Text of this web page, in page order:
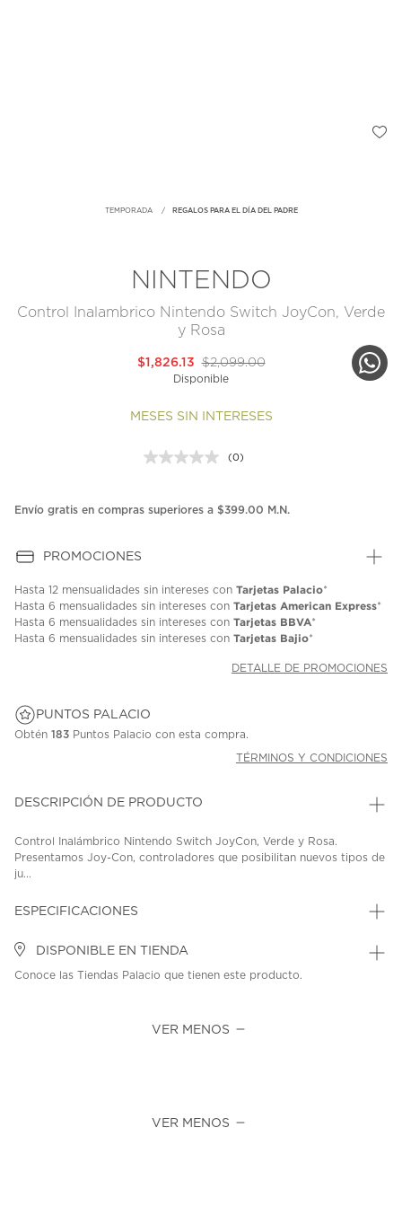
TEMPORADA REGALOS PARA EL DÍA DEL PADRE
NINTENDO
Control Inalambrico Nintendo Switch JoyCon, Verde
y Rosa
$2,099.00
$1,826.13
Disponible
MESES SIN INTERESES
Sin
en
(0)
Envío gratis en compras superiores a $399.00 M.N.
PROMOCIONES
Hasta 12 mensualidades sin intereses con Tarjetas Palacio*
Hasta 6 mensualidades sin intereses con Tarjetas American Express*
Hasta 6 mensualidades sin intereses con Tarjetas BBVA*
Hasta 6 mensualidades sin intereses con Tarjetas Bajio*
DETALLE DE PROMOCIONES
PUNTOS PALACIO
Obtén 183 Puntos Palacio con esta compra.
TÉRMINOS Y CONDICIONES
DESCRIPCIÓN DE PRODUCTO
Control Inalámbrico Nintendo Switch JoyCon, Verde y Rosa.
Presentamos Joy-Con, controladores que posibilitan nuevos tipos de
ju...
ESPECIFICACIONES
DISPONIBLE EN TIENDA
Conoce las Tiendas Palacio que tienen este producto.
VER MENOS
VER MENOS